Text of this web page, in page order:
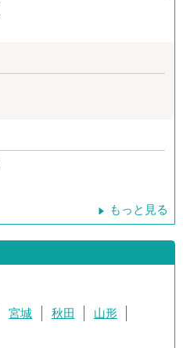
もっと見る
宮城 秋田
山形